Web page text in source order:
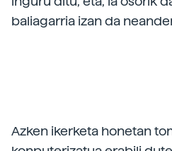
baliagarria izan da
Azken ikerketa honetan